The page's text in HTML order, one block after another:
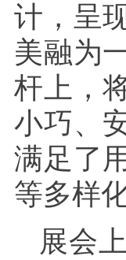
计，呈
美融为
杆上，
小巧、
满足了
等多样
展会